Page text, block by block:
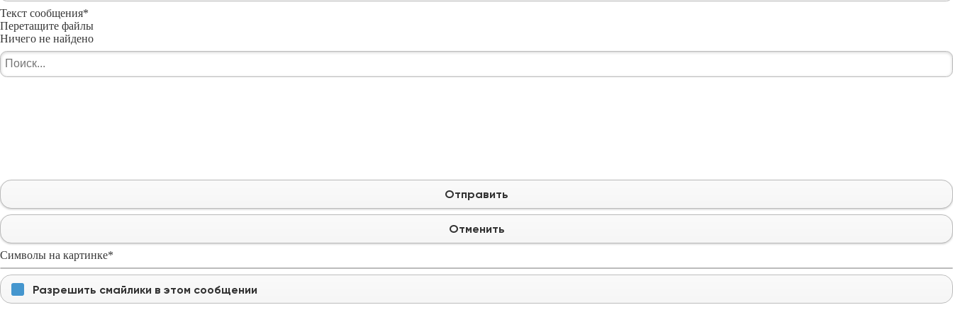
Текст сообщения*
Перетащите файлы
Ничего не найдено
Отправить
Отменить
Символы на картинке*
Разрешить смайлики в этом сообщении